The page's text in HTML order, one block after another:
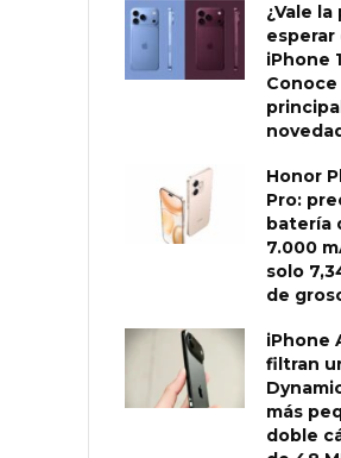
¿Vale la
esperar
iPhone
Conoce
Honor
Pro:
batería
7.000
solo
de
iPhone
filtran
más
doble